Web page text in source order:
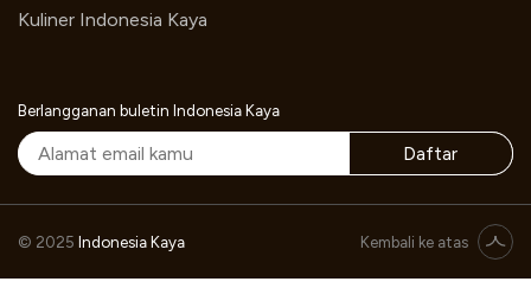
Kuliner Indonesia Kaya
Berlangganan buletin Indonesia Kaya
Daftar
© 2025 Indonesia Kaya Kembali ke atas